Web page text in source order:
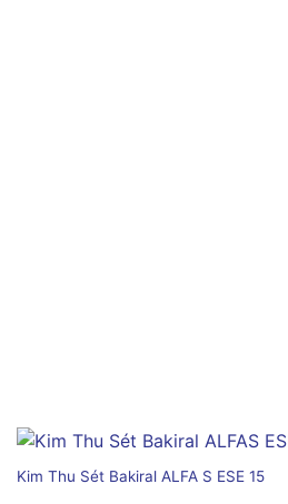
Kim Thu Sét Bakiral ALFA S ESE 15